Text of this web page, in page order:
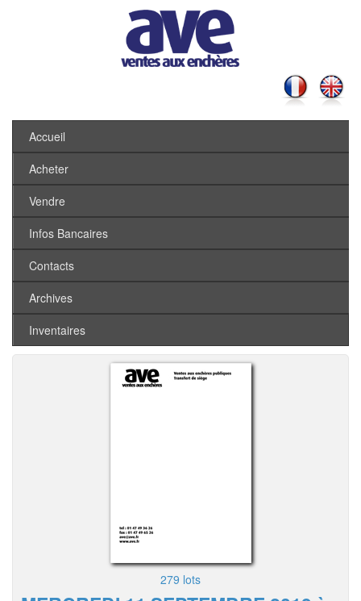
Accueil
Acheter
Vendre
Infos Bancaires
Contacts
Archives
Inventaires
279 lots